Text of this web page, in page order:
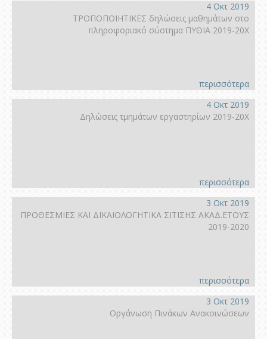
4 Οκτ 2019
ΤΡΟΠΟΠΟΙΗΤΙΚΕΣ δηλώσεις μαθημάτων στο
πληροφοριακό σύστημα ΠΥΘΙΑ 2019-20Χ
περισσότερα
4 Οκτ 2019
Δηλώσεις τμημάτων εργαστηρίων 2019-20Χ
περισσότερα
3 Οκτ 2019
ΠΡΟΘΕΣΜΙΕΣ ΚΑΙ ΔΙΚΑΙΟΛΟΓΗΤΙΚΑ ΣΙΤΙΣΗΣ ΑΚΑΔ.ΕΤΟΥΣ
2019-2020
περισσότερα
3 Οκτ 2019
Οργάνωση Πινάκων Ανακοινώσεων